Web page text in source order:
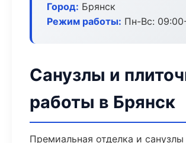
Город: Брянск
Режим работы: Пн-Вс:
Санузлы и
работы в Брянск
Премиальная отделка и санузлы